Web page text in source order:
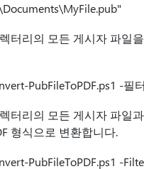
터리의 모든 게시자 파일
PubFileToPDF.ps1 -필
터리의 모든 게시자 파일
형식으로 변환합니다.
PubFileToPDF.ps1 -